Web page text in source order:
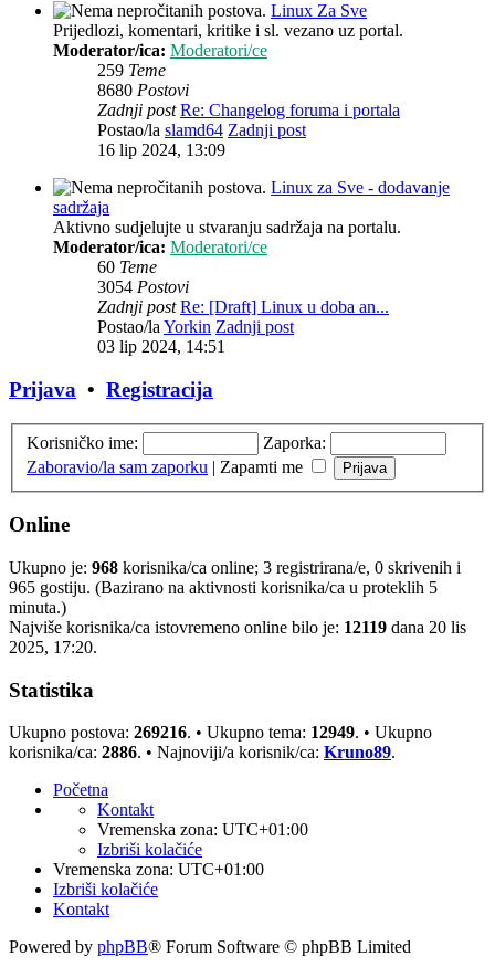
Linux Za Sve
Prijedlozi, komentari, kritike i sl. vezano uz portal.
Moderator/ica: Moderatori/ce
259 Teme
8680 Postovi
Zadnji post Re: Changelog foruma i portala
Postao/la slamd64 Zadnji post
16 lip 2024, 13:09
Linux za Sve - dodavanje
sadržaja
Aktivno sudjelujte u stvaranju sadržaja na portalu.
Moderator/ica: Moderatori/ce
60 Teme
3054 Postovi
Zadnji post Re: [Draft] Linux u doba an...
Postao/laYorkin Zadnji post
03 lip 2024, 14:51
Prijava • Registracija
Korisničko ime:
Zaporka:
Zaboravio/la sam zaporku | Zapamti me
Online
Ukupno je: 968 korisnika/ca online; 3 registrirana/e, 0 skrivenih i
965 gostiju. (Bazirano na aktivnosti korisnika/ca u proteklih 5
minuta.)
Najviše korisnika/ca istovremeno online bilo je: 12119 dana 20 lis
2025, 17:20.
Statistika
Ukupno postova: 269216. • Ukupno tema: 12949. • Ukupno
korisnika/ca: 2886. • Najnoviji/a korisnik/ca: Kruno89.
Početna
Kontakt
Vremenska zona: UTC+01:00
Izbriši kolačiće
Vremenska zona: UTC+01:00
Izbriši kolačiće
Kontakt
Powered by phpBB® Forum Software © phpBB Limited